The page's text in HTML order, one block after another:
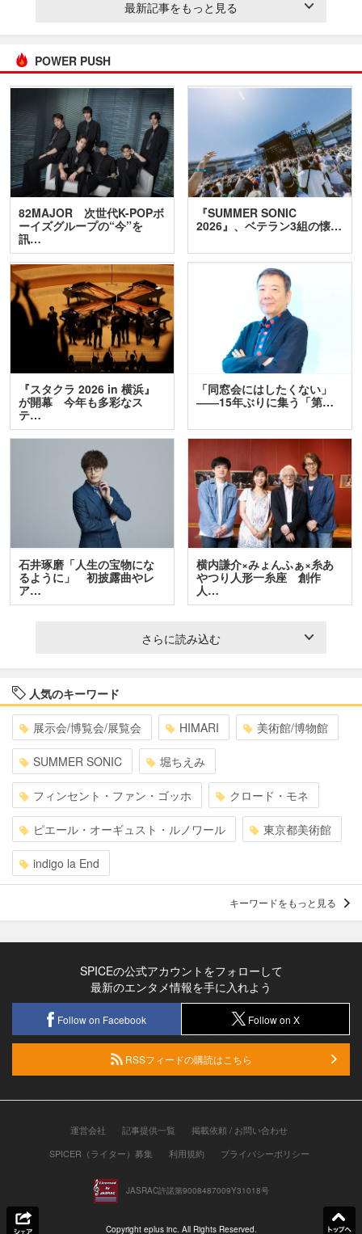
最新記事をもっと見る
POWER PUSH
82MAJOR 次世代K-POPボ
ーイズグループの“今”を
訊…
『SUMMER SONIC
2026』、ベテラン3組の懐…
『スタクラ 2026 in 横浜』
が開幕 今年も多彩なス
テ…
「同窓会にはしたくない」
――15年ぶりに集う「第…
石井琢磨「人生の宝物にな
るように」 初披露曲やレ
ア…
横内謙介×みょんふぁ×糸あ
やつり人形一糸座 創作
人…
さらに読み込む
人気のキーワード
展示会/博覧会/展覧会 HIMARI 美術館/博物館
SUMMER SONIC 堀ちえみ
フィンセント・ファン・ゴッホ クロード・モネ
ピエール・オーギュスト・ルノワール 東京都美術館
indigo la End
キーワードをもっと見る
SPICEの公式アカウントをフォローして
最新のエンタメ情報を手に入れよう
Follow on Facebook Follow on X
RSSフィードの購読はこちら
運営会社 記事提供一覧
掲載依頼 / お問い合わせ
SPICER（ライター）募集
利用規約 プライバシーポリシー
JASRAC許諾第9008487009Y31018号
Copyright eplus inc. All Rights Reserved.